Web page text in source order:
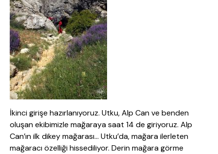
İkinci girişe hazırlanıyoruz. Utku, Alp Can ve benden
oluşan ekibimizle mağaraya saat 14 de giriyoruz. Alp
Can’ın ilk dikey mağarası… Utku’da, mağara ilerleten
mağaracı özelliği hissediliyor. Derin mağara görme